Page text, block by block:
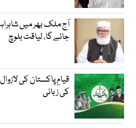
آج ملک بھر میں
جائے گا، لیاقت بلوچ
قیامِ پاکستان کی
کی زبانی